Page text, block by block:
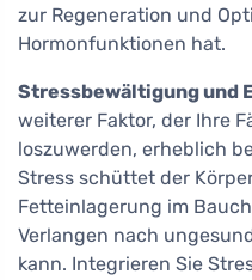
zur Regeneration und
Hormonfunktionen hat.
Stressbewältigung und
weiterer Faktor, der Ihre
loszuwerden, erheblich
Stress schüttet der
Fetteinlagerung im
Verlangen nach
kann. Integrieren Sie